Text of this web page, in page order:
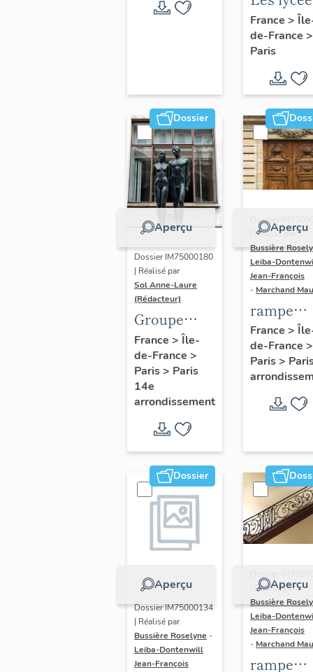
Jean-
Dondel
Roger
Dhuit
France >
de-France >
Paris
Dossier
Aperçu
Dossier IM75000180
| Réalisé par
Sol Anne-Laure
(Rédacteur)
Groupe
sculpté :
Les
Adolescents
France > Île-
de-France >
Paris> Paris
14e
arrondissement
Aperçu
Dossier
| Réalisé par
Bussière
Leiba-
Jean-François
- Marchand
rampe
d'appui,
escalier
l' hôtel
(non
France >
de-France >
Paris>
Dossier
Aperçu
Dossier IM75000134
| Réalisé par
Bussière Roselyne -
Leiba-Dontenwill
Jean-François
Aperçu
| Réalisé par
Bussière
Leiba-
Jean-François
- Marchand
rampe